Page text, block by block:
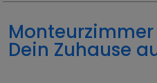
Dein Zuhause